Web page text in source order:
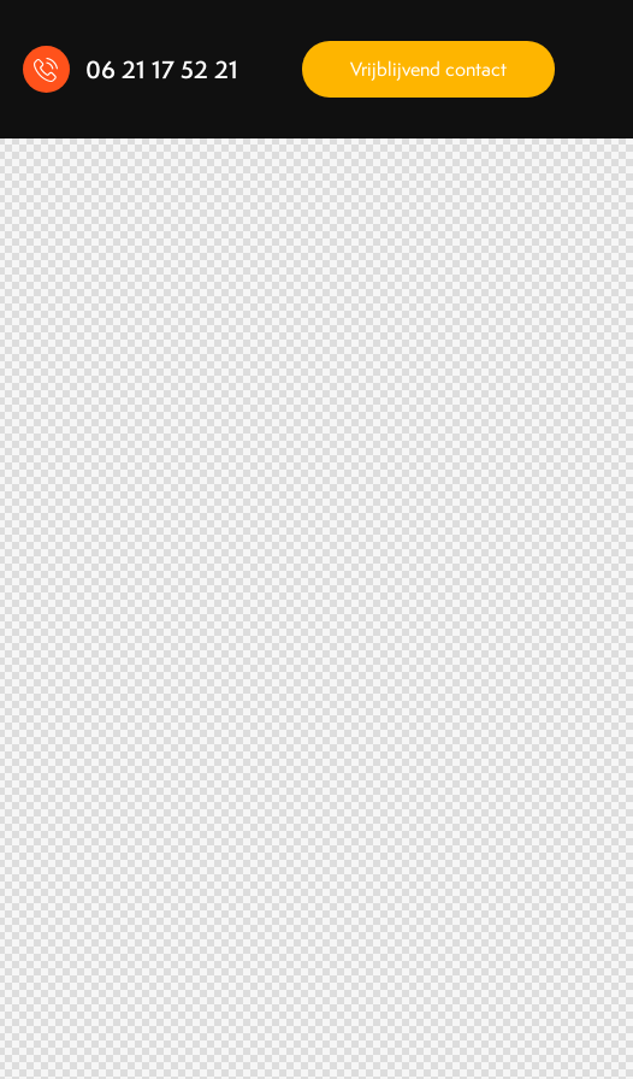
06 21 17 52 21 Vrijblijvend contact
1 800 458 56 97 Let’s Talk